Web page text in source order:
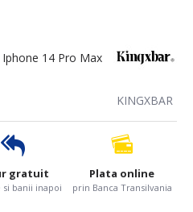
14 Pro Max
KINGXBAR
gratuit
si banii inapoi
Plata online
prin Banca Transilvania